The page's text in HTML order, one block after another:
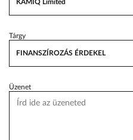
KAMIQ Limited
Tárgy
FINANSZÍROZÁS ÉRDEKEL
Üzenet